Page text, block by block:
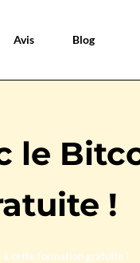
Avis Blog
le
!
à cette formation gratuite !